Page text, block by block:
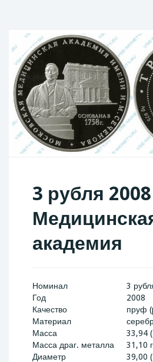
3 рубля 2008
академия
Номинал
3
Год
2008
Качество
пруф
Материал
Масса
33,94
Масса драг. металла
31,10 г
Диаметр
39,00